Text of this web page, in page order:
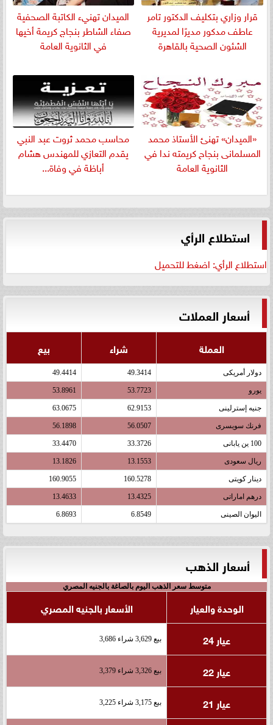
قرار وزاري بتكليف الدكتور تامر
عاطف مدكور مديرًا لمديرية
الشئون الصحية بالقاهرة
الميدان تهنيء الكاتبة الصحفية
صفاء الشاطر بنجاج كريمة أخيها
في الثانوية العامة
«الميدان» تهنئ الأستاذ محمد
المسلمانى بنجاح كريمته ندا في
الثانوية العامة
​محاسب محمد ثروت عبد النبي
يقدم التعازي للمهندس هشام
أباظة في وفاة...
استطلاع الرأي
استطلاع الرأي: اضغط للتحميل
أسعار العملات
العملة شراء بيع
دولار أمريكى 49.3414
49.4414
يورو 53.7723
53.8961
جنيه إسترلينى 62.9153
63.0675
فرنك سويسرى 56.0507
56.1898
100 ين يابانى 33.3726
33.4470
ريال سعودى 13.1553
13.1826
دينار كويتى 160.5278
160.9055
درهم اماراتى 13.4325
13.4633
اليوان الصينى 6.8549
6.8693
أسعار الذهب
متوسط سعر الذهب اليوم بالصاغة بالجنيه المصري
الوحدة والعيار
الأسعار بالجنيه المصري
عيار 24
بيع 3,629 شراء 3,686
عيار 22 بيع 3,326 شراء 3,379
عيار 21 بيع 3,175 شراء 3,225